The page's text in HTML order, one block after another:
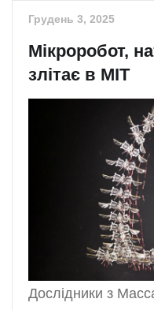
Грудень 3, 2025
Мікроробот,
злітає в MIT
Дослідники з